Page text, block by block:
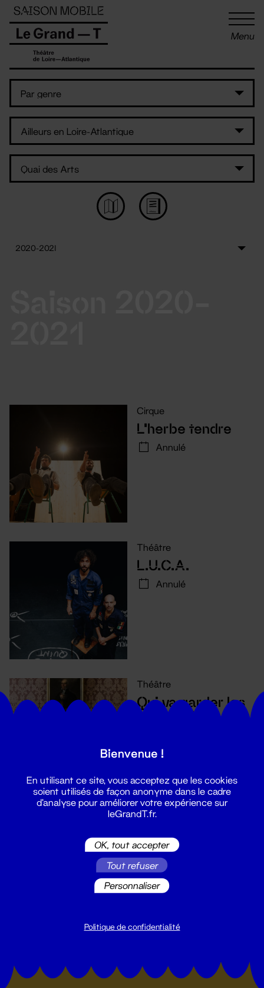
Menu
Cirque
L’herbe tendre
Annulé
Théâtre
L.U.C.A.
Annulé
Théâtre
Qui va garder les
enfants ?
Panneau de gestion des cookies
Bienvenue !
En utilisant ce site, vous acceptez que les cookies
soient utilisés de façon anonyme dans le cadre
d'analyse pour améliorer votre expérience sur
leGrandT.fr.
OK, tout accepter
Tout refuser
Personnaliser
Politique de confidentialité